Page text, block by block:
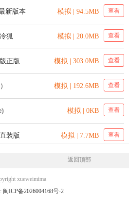
新版本 模拟 | 94.5MB 查看
狐 模拟 | 20.0MB 查看
正版 模拟 | 303.0MB 查看
模拟 | 192.6MB 查看
模拟 | 0KB 查看
装版 模拟 | 7.7MB 查看
返回顶部
xueweimima
闽ICP备2026004168号-2